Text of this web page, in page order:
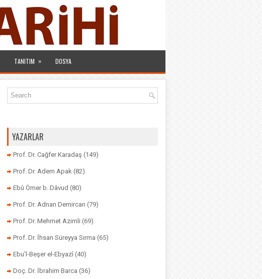
TANITIM » DOSYA
YAZARLAR
Prof. Dr. Cağfer Karadaş (149)
Prof. Dr. Adem Apak (82)
Ebû Ömer b. Dâvud (80)
Prof. Dr. Adnan Demircan (79)
Prof. Dr. Mehmet Azimli (69)
Prof. Dr. İhsan Süreyya Sırma (65)
Ebu’l-Beşer el-Ebyazî (40)
Doç. Dr. İbrahim Barca (36)